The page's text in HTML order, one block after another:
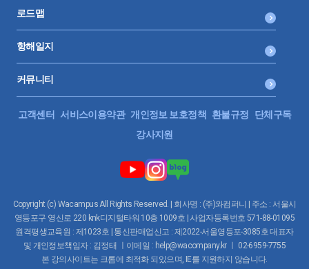
로드맵
항해일지
커뮤니티
고객센터 서비스이용약관 개인정보 보호정책 환불규정
단체구독
강사지원
Copyright (c) Wacampus All Rights Reserved. | 회사명 : (주)와컴퍼니 | 주소 : 서울시
영등포구 영신로 220 knk디지털타워 10층 1009호 | 사업자등록번호 571-88-01095
원격평생교육원 : 제1023호 | 통신판매업신고 : 제2022-서울영등포-3085호 대표자
및 개인정보책임자 : 김정태 ㅣ이메일 : help@wacompany.kr ㅣ 02-6959-7755
본 강의사이트는 크롬에 최적화 되있으며, IE를 지원하지 않습니다.